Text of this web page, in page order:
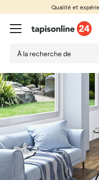
Qualité et